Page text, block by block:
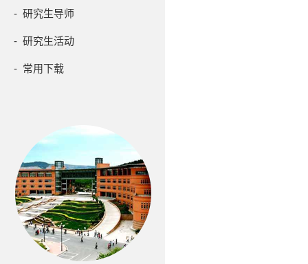
- 研究生导师
- 研究生活动
- 常用下载